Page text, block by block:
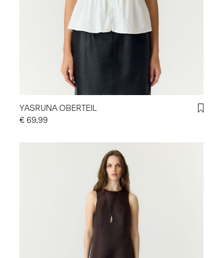
YASRUNA OBERTEIL
€ 69,99